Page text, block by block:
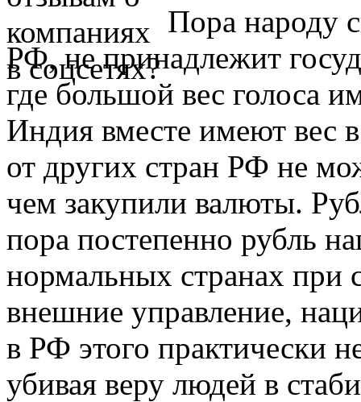
Пора народу
РФ, не принадлежит
где большой вес
Индия вместе имеют вес
от других стран РФ не
чем закупили валюты.
пора постепенно рубль
нормальных странах при
внешние управление,
в РФ этого практически
убивая веру людей в